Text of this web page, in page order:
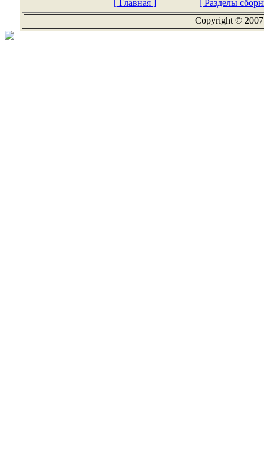
[ Главная ]
[ Разделы
Copyright ©